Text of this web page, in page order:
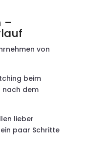
–
von
beim
nach dem
lieber
paar Schritte